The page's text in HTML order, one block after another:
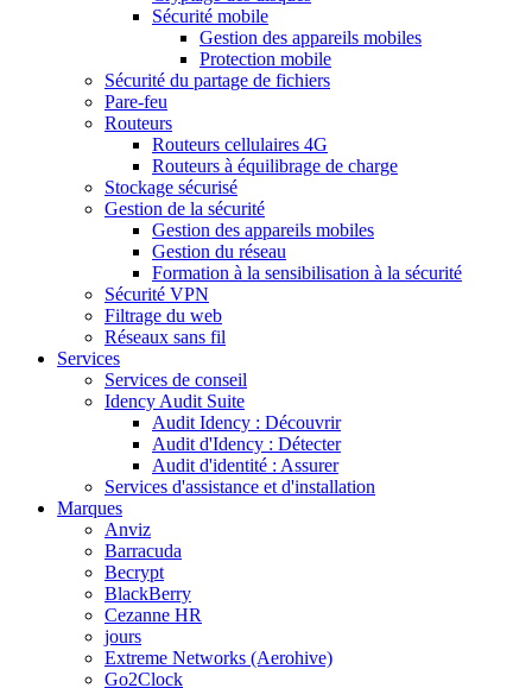
Sécurité mobile
Gestion des appareils mobiles
Protection mobile
Sécurité du partage de fichiers
Pare-feu
Routeurs
Routeurs cellulaires 4G
Routeurs à équilibrage de charge
Stockage sécurisé
Gestion de la sécurité
Gestion des appareils mobiles
Gestion du réseau
Formation à la sensibilisation à la sécurité
Sécurité VPN
Filtrage du web
Réseaux sans fil
Services
Services de conseil
Idency Audit Suite
Audit Idency : Découvrir
Audit d'Idency : Détecter
Audit d'identité : Assurer
Services d'assistance et d'installation
Marques
Anviz
Barracuda
Becrypt
BlackBerry
Cezanne HR
jours
Extreme Networks (Aerohive)
Go2Clock